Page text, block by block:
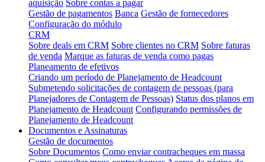
aquisição Sobre contas a pagar
Gestão de pagamentos Banca Gestão de fornecedores
Configuração do módulo
CRM
Sobre deals em CRM Sobre clientes no CRM Sobre faturas
de venda Marque as faturas de venda como pagas
Planeamento de efetivos
Criando um período de Planejamento de Headcount
Submetendo solicitações de contagem de pessoas (para
Planejadores de Contagem de Pessoas) Status dos planos em
Planejamento de Headcount Configurando permissões de
Planejamento de Headcount
Documentos e Assinaturas
Gestão de documentos
Sobre Documentos Como enviar contracheques em massa